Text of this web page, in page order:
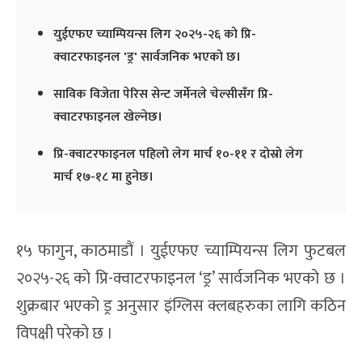
युईएफए च्याम्पियन्स लिग २०२५-२६ को प्रि-
क्वाटरफाइनल 'ड्र' सार्वजनिक भएको छ।
साविक विजेता पेरिस सेन्ट जर्मेनले चेल्सीसँग प्रि-
क्वाटरफाइनल खेल्नेछ।
प्रि-क्वाटरफाइनल पहिलो लेग मार्च १०-११ र दोस्रो लेग
मार्च १७-१८ मा हुनेछ।
१५ फागुन, काठमाडौं । युईएफए च्याम्पियन्स लिग फुटबल
२०२५-२६ को प्रि-क्वाटरफाइनल ‘ड्र’ सार्वजनिक भएको छ ।
शुक्रबार भएको ड्र अनुसार इंग्लिस क्लबहरुका लागि कठिन
विपक्षी परेको छ ।